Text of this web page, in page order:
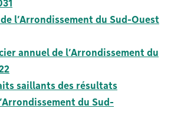
l’Arrondissement du Sud-Ouest
annuel de l’Arrondissement du
saillants des résultats
du Sud-